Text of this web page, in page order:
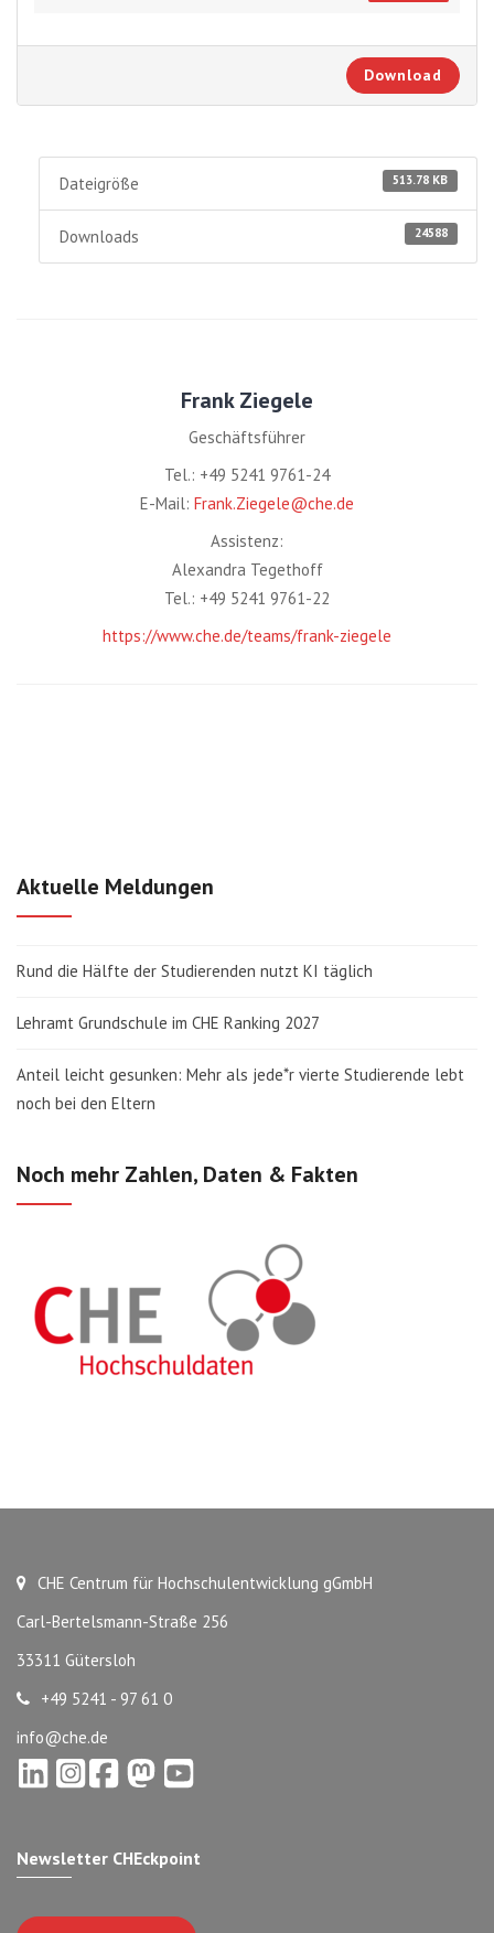
Download
513.78 KB
Dateigröße
24588
Downloads
Frank Ziegele
Geschäftsführer
Tel.: +49 5241 9761-24
E-Mail: Frank.Ziegele@che.de
Assistenz:
Alexandra Tegethoff
Tel.: +49 5241 9761-22
https://www.che.de/teams/frank-ziegele
Aktuelle Meldungen
Rund die Hälfte der Studierenden nutzt KI täglich
Lehramt Grundschule im CHE Ranking 2027
Anteil leicht gesunken: Mehr als jede*r vierte Studierende lebt
noch bei den Eltern
Noch mehr Zahlen, Daten & Fakten
CHE Centrum für Hochschulentwicklung gGmbH
Carl-Bertelsmann-Straße 256
33311 Gütersloh
+49 5241 - 97 61 0
info@che.de
Newsletter CHEckpoint